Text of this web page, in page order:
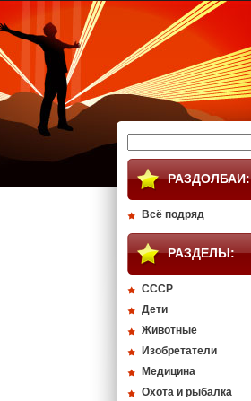
РАЗДОЛБАИ:
Всё подряд
РАЗДЕЛЫ:
СССР
Дети
Животные
Изобретатели
Медицина
Охота и рыбалка